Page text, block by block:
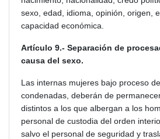
sexo, edad, idioma, opinión, origen,
capacidad económica.
Artículo 9.- Separación de
causa del sexo.
Las internas mujeres bajo proceso
condenadas, deberán de
distintos a los que albergan a los
personal de custodia del orden
salvo el personal de seguridad y